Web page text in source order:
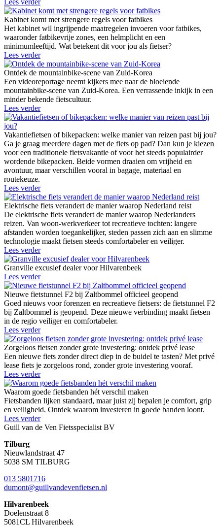
Lees verder
Kabinet komt met strengere regels voor fatbikes
Het kabinet wil ingrijpende maatregelen invoeren voor fatbikes,
waaronder fatbikevrije zones, een helmplicht en een
minimumleeftijd. Wat betekent dit voor jou als fietser?
Lees verder
Ontdek de mountainbike-scene van Zuid-Korea
Een videoreportage neemt kijkers mee naar de bloeiende
mountainbike-scene van Zuid-Korea. Een verrassende inkijk in een
minder bekende fietscultuur.
Lees verder
Vakantiefietsen of bikepacken: welke manier van reizen past bij jou?
Ga je graag meerdere dagen met de fiets op pad? Dan kun je kiezen
voor een traditionele fietsvakantie of voor het steeds populairder
wordende bikepacken. Beide vormen draaien om vrijheid en
avontuur, maar verschillen vooral in bagage, materiaal en
routekeuze.
Lees verder
Elektrische fiets verandert de manier waarop Nederland reist
De elektrische fiets verandert de manier waarop Nederlanders
reizen. Van woon-werkverkeer tot recreatieve tochten: langere
afstanden worden toegankelijker, steden passen zich aan en slimme
technologie maakt fietsen steeds comfortabeler en veiliger.
Lees verder
Granville excusief dealer voor Hilvarenbeek
Lees verder
Nieuwe fietstunnel F2 bij Zaltbommel officieel geopend
Goed nieuws voor forenzen en recreatieve fietsers: de fietstunnel F2
bij Zaltbommel is geopend. Deze nieuwe verbinding maakt fietsen
in de regio veiliger en comfortabeler.
Lees verder
Zorgeloos fietsen zonder grote investering: ontdek privé lease
Een nieuwe fiets zonder direct diep in de buidel te tasten? Met privé
lease fiets je zorgeloos rond, zonder grote investering vooraf.
Lees verder
Waarom goede fietsbanden hét verschil maken
Fietsbanden lijken standaard, maar juist zij bepalen je comfort, grip
en veiligheid. Ontdek waarom investeren in goede banden loont.
Lees verder
Guill van de Ven Fietsspecialist BV
Tilburg
Nieuwlandstraat 47
5038 SM TILBURG
013 5801716
dumont@guillvandevenfietsen.nl
Hilvarenbeek
Doelenstraat 8
5081CL Hilvarenbeek